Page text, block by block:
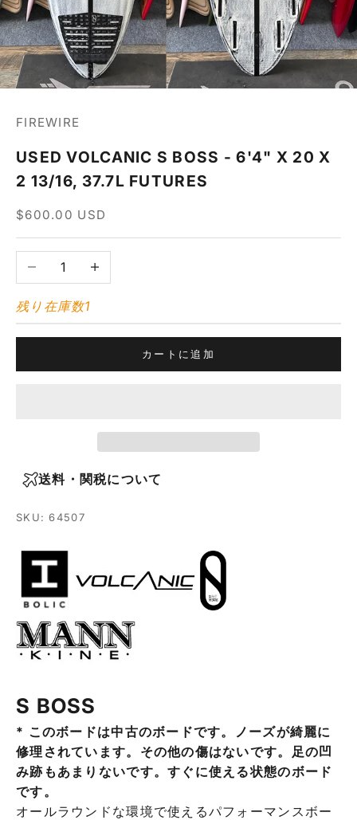
FIREWIRE
USED VOLCANIC S BOSS - 6'4" X 20 X
2 13/16, 37.7L FUTURES
セール価格
$600.00 USD
数量を減らす数量を増やす
残り在庫数1
カートに追加
送料・関税について
SKU: 64507
S BOSS
* このボードは中古のボードです。ノーズが綺麗に
修理されています。その他の傷はないです。足の凹
み跡もあまりないです。すぐに使える状態のボード
です。
オールラウンドな環境で使えるパフォーマンスボー